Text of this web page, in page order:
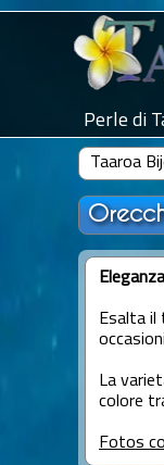
Perle di
Taaroa
Esalta il
La
colore
Fotos